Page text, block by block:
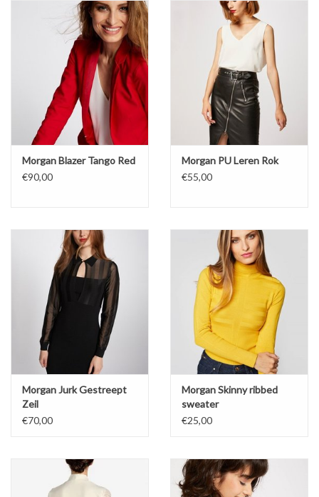
Accessoires
Merken
Morgan Blazer Tango Red
€90,00
Morgan PU Leren Rok
€55,00
Morgan Jurk Gestreept
Zeil
€70,00
Morgan Skinny ribbed
sweater
€25,00